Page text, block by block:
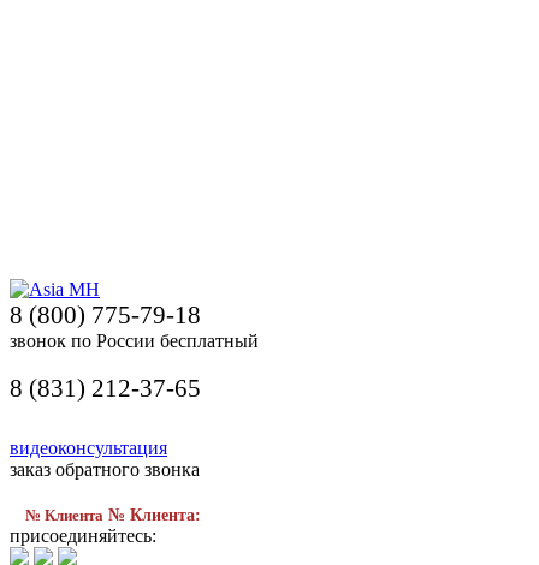
8 (800) 775-79-18
звонок по России бесплатный
8 (831) 212-37-65
видеоконсультация
заказ обратного звонка
№ Клиента № Клиента:
присоединяйтесь: